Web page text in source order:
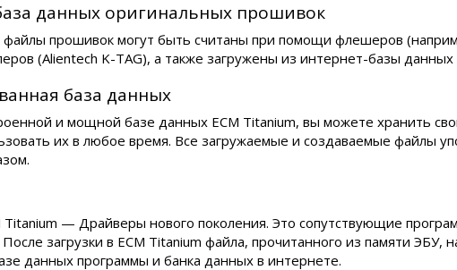
данных оригинальных прошивок
прошивок могут быть считаны при помощи флешеров
(Alientech K-TAG), а также загружены из интернет-базы
база данных
и мощной базе данных ECM Titanium, вы можете хранить
их в любое время. Все загружаемые и создаваемые файлы
Titanium — Драйверы нового поколения. Это сопутствующие
загрузки в ECM Titanium файла, прочитанного из памяти ЭБУ,
данных программы и банка данных в интернете.